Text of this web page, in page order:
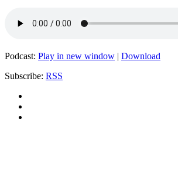
Podcast: Play in new window | Download
Subscribe: RSS